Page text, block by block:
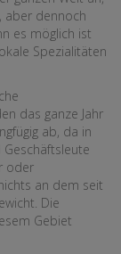
aber dennoch
es möglich ist
Spezialitäten
das ganze Jahr
ab, da in
oder
an dem seit
Die
Gebiet